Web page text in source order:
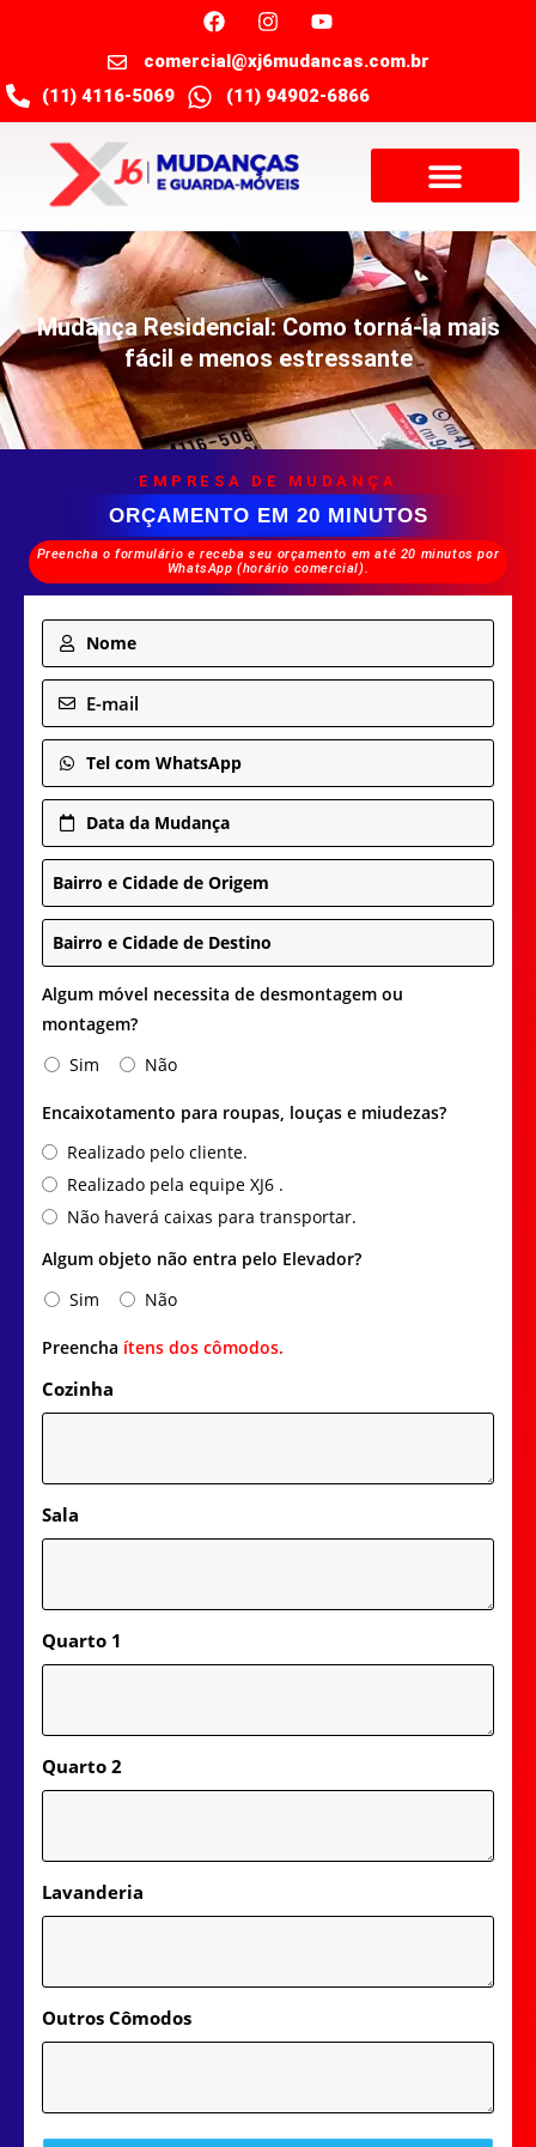
comercial@xj6mudancas.com.br
(11) 4116-5069
(11) 94902-6866
Mudança Residencial: Como torná-la mais
fácil e menos estressante
EMPRESA DE MUDANÇA
ORÇAMENTO EM 20 MINUTOS
Preencha o formulário e receba seu orçamento em até 20 minutos por
WhatsApp (horário comercial).
Nome
E-mail
Tel com WhatsApp
Data da Mudança
Bairro e Cidade de Origem
Bairro e Cidade de Destino
Algum móvel necessita de desmontagem ou
montagem?
Sim
Não
Encaixotamento para roupas, louças e miudezas?
Realizado pelo cliente.
Realizado pela equipe XJ6 .
Não haverá caixas para transportar.
Algum objeto não entra pelo Elevador?
Sim
Não
Preencha ítens dos cômodos.
Cozinha
Sala
Quarto 1
Quarto 2
Lavanderia
Outros Cômodos